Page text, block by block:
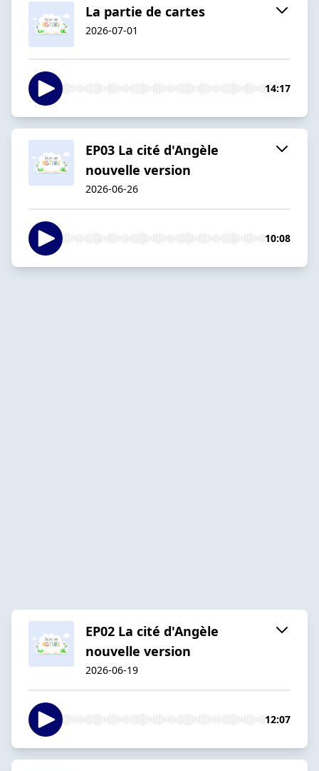
La partie de cartes
2026-07-01
14:17
EP03 La cité d'Angèle
nouvelle version
2026-06-26
10:08
EP02 La cité d'Angèle
nouvelle version
2026-06-19
12:07